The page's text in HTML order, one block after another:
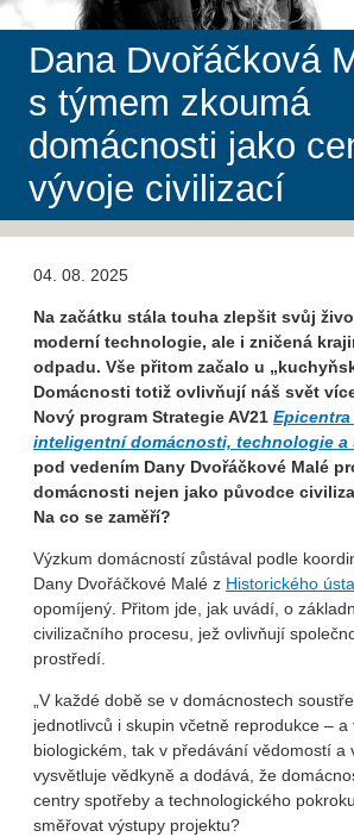
Dana Dvořáčková
s týmem zkoumá
domácnosti jako
vývoje civilizací
04. 08. 2025
Na začátku stála touha zlepšit svůj
moderní technologie, ale i zničená
odpadu. Vše přitom začalo u
Domácnosti totiž ovlivňují náš svět
Nový program Strategie AV21
inteligentní domácnosti, technologie a
pod vedením Dany Dvořáčkové Malé
domácnosti nejen jako původce
Na co se zaměří?
Výzkum domácností zůstával podle
Dany Dvořáčkové Malé z Historického
opomíjený. Přitom jde, jak uvádí, o
civilizačního procesu, jež ovlivňují
prostředí.
„V každé době se v domácnostech
jednotlivců i skupin včetně reprodukce – a
biologickém, tak v předávání vědomostí a
vysvětluje vědkyně a dodává, že
centry spotřeby a technologického
směřovat výstupy projektu?